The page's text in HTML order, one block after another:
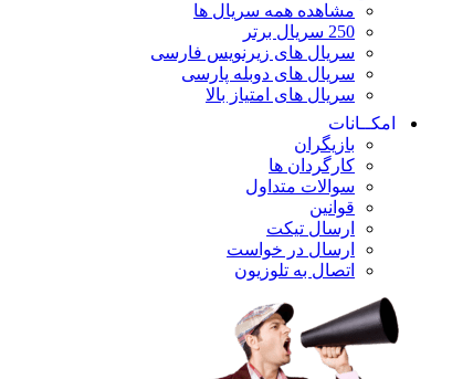
مشاهده همه سریال ها
250 سریال برتر
سریال های زیرنویس فارسی
سریال های دوبله پارسی
سریال های امتیاز بالا
امکــانات
بازیگران
کارگردان ها
سوالات متداول
قوانین
ارسال تیکت
ارسال در خواست
اتصال به تلوزیون